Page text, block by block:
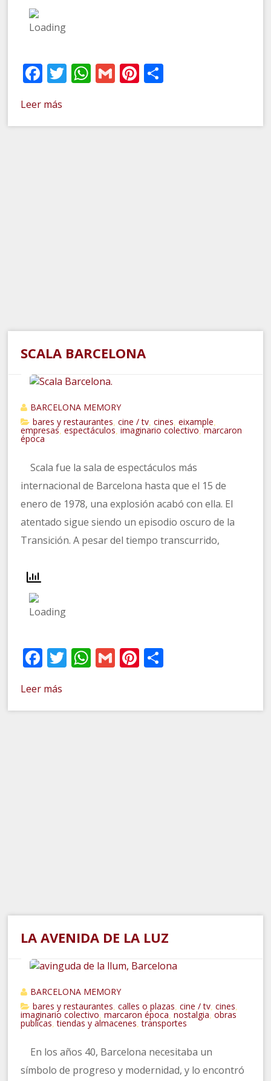
Facebook
Twitter
WhatsApp
GmailPinterest
Leer más
SCALA BARCELONA
BARCELONA MEMORY
bares y restaurantes
,cine / tv ,cines ,eixample
empresas ,espectáculos ,imaginario colectivo ,marcaron
época
Scala fue la sala de espectáculos más
internacional de Barcelona hasta que el 15 de
enero de 1978, una explosión acabó con ella. El
atentado sigue siendo un episodio oscuro de la
Transición. A pesar del tiempo transcurrido,
Facebook
Twitter
WhatsApp
GmailPinterest
Leer más
LA AVENIDA DE LA LUZ
BARCELONA MEMORY
bares y restaurantes
,calles o plazas ,cine / tv ,cines
imaginario colectivo ,marcaron época ,nostalgia ,obras
publicas ,tiendas y almacenes ,transportes
En los años 40, Barcelona necesitaba un
símbolo de progreso y modernidad, y lo encontró